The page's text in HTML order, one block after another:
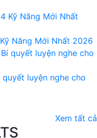
Năng Mới Nhất 2026
quyết luyện nghe cho
Xem tất cả